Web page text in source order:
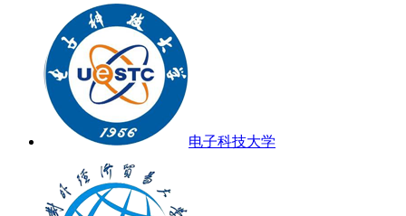
电子科技大学